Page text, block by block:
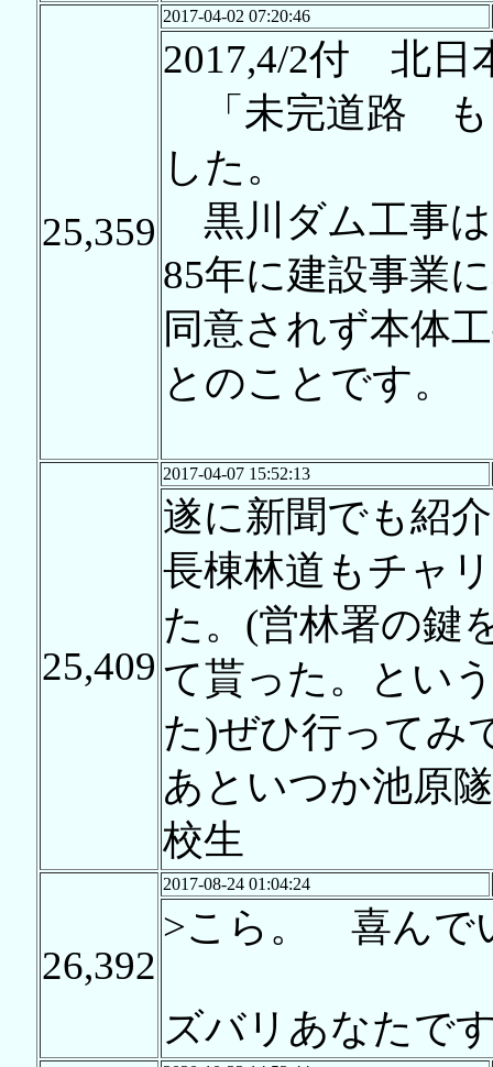
25,359
2017-04-02 07:20:46
2017,4/2付 北日
「未完道路 も
した。
黒川ダム工事は
85年に建設事業
同意されず本体
とのことです。
25,409
2017-04-07 15:52:13
遂に新聞でも紹
長棟林道もチャ
た。(営林署の鍵
て貰った。とい
た)ぜひ行ってみ
あといつか池原
校生
26,392
2017-08-24 01:04:24
>こら。 喜んで
ズバリあなたで